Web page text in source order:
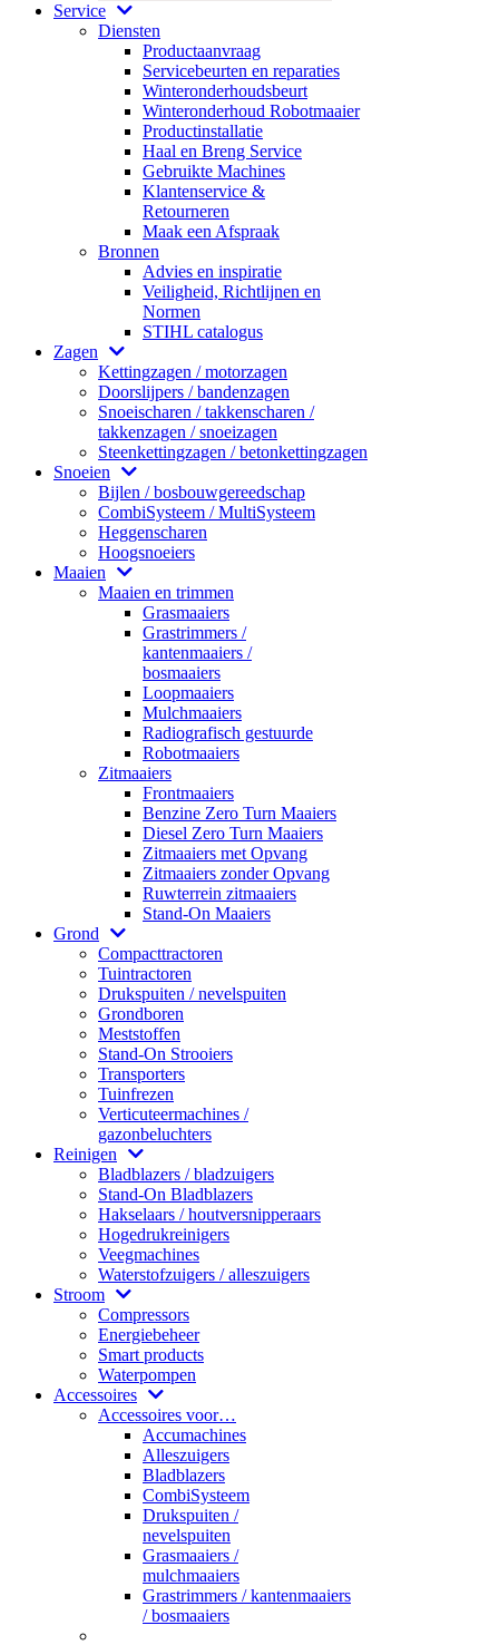
Service
Diensten
Productaanvraag
Servicebeurten en reparaties
Winteronderhoudsbeurt
Winteronderhoud Robotmaaier
Productinstallatie
Haal en Breng Service
Gebruikte Machines
Klantenservice &
Retourneren
Maak een Afspraak
Bronnen
Advies en inspiratie
Veiligheid, Richtlijnen en
Normen
STIHL catalogus
Zagen
Kettingzagen / motorzagen
Doorslijpers / bandenzagen
Snoeischaren / takkenscharen /
takkenzagen / snoeizagen
Steenkettingzagen / betonkettingzagen
Snoeien
Bijlen / bosbouwgereedschap
CombiSysteem / MultiSysteem
Heggenscharen
Hoogsnoeiers
Maaien
Maaien en trimmen
Grasmaaiers
Grastrimmers /
kantenmaaiers /
bosmaaiers
Loopmaaiers
Mulchmaaiers
Radiografisch gestuurde
Robotmaaiers
Zitmaaiers
Frontmaaiers
Benzine Zero Turn Maaiers
Diesel Zero Turn Maaiers
Zitmaaiers met Opvang
Zitmaaiers zonder Opvang
Ruwterrein zitmaaiers
Stand-On Maaiers
Grond
Compacttractoren
Tuintractoren
Drukspuiten / nevelspuiten
Grondboren
Meststoffen
Stand-On Strooiers
Transporters
Tuinfrezen
Verticuteermachines /
gazonbeluchters
Reinigen
Bladblazers / bladzuigers
Stand-On Bladblazers
Hakselaars / houtversnipperaars
Hogedrukreinigers
Veegmachines
Waterstofzuigers / alleszuigers
Stroom
Compressors
Energiebeheer
Smart products
Waterpompen
Accessoires
Accessoires voor…
Accumachines
Alleszuigers
Bladblazers
CombiSysteem
Drukspuiten /
nevelspuiten
Grasmaaiers /
mulchmaaiers
Grastrimmers / kantenmaaiers
/ bosmaaiers